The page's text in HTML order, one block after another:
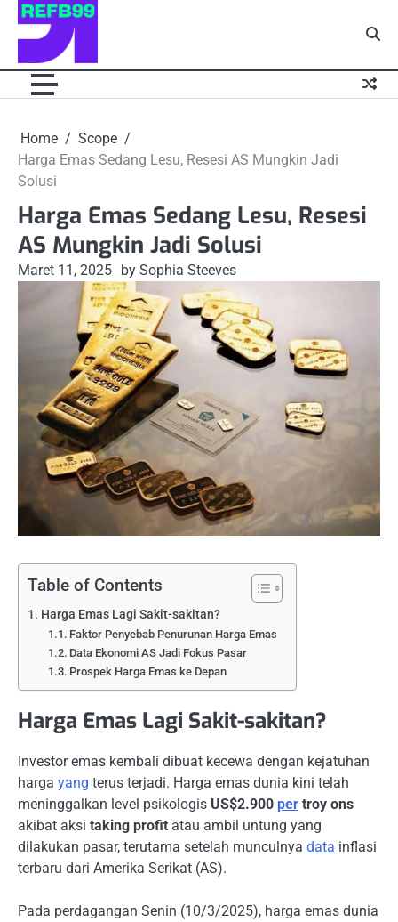
Skip
Home
Scope
Harga Emas Sedang Lesu, Resesi AS Mungkin Jadi
Solusi
Harga Emas Sedang Lesu, Resesi
AS Mungkin Jadi Solusi
Maret 11, 2025 by Sophia Steeves
Table of Contents
Harga Emas Lagi Sakit-sakitan?
Faktor Penyebab Penurunan Harga Emas
Data Ekonomi AS Jadi Fokus Pasar
Prospek Harga Emas ke Depan
Harga Emas Lagi Sakit-sakitan?
Investor emas kembali dibuat kecewa dengan kejatuhan
harga yang terus terjadi. Harga emas dunia kini telah
meninggalkan level psikologis US$2.900 per troy ons
akibat aksi taking profit atau ambil untung yang
dilakukan pasar, terutama setelah munculnya data inflasi
terbaru dari Amerika Serikat (AS).
Pada perdagangan Senin (10/3/2025), harga emas dunia